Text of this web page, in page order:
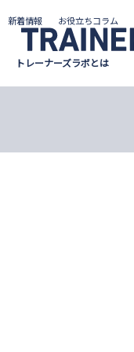
新着情報 お役立ちコラム
トレーナーズラボとは